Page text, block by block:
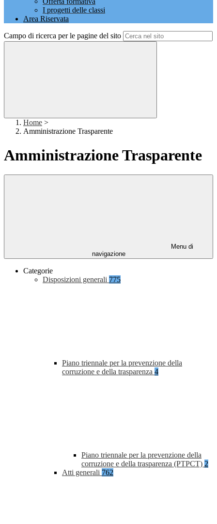
I progetti delle classi
Area Riservata
Campo di ricerca per le pagine del sito
Home >
Amministrazione Trasparente
Amministrazione Trasparente
Menu di
navigazione
Categorie
Disposizioni generali 775
Piano triennale per la prevenzione della
corruzione e della trasparenza 4
Piano triennale per la prevenzione della
corruzione e della trasparenza (PTPCT) 2
Atti generali 762